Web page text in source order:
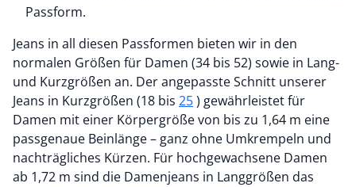
Passform.
Jeans in all diesen Passformen bieten wir in den
normalen Größen für Damen (34 bis 52) sowie in Lang-
und Kurzgrößen an. Der angepasste Schnitt unserer
Jeans in Kurzgrößen (18 bis 25) gewährleistet für
Damen mit einer Körpergröße von bis zu 1,64 m eine
passgenaue Beinlänge – ganz ohne Umkrempeln und
nachträgliches Kürzen. Für hochgewachsene Damen
ab 1,72 m sind die Damenjeans in Langgrößen das